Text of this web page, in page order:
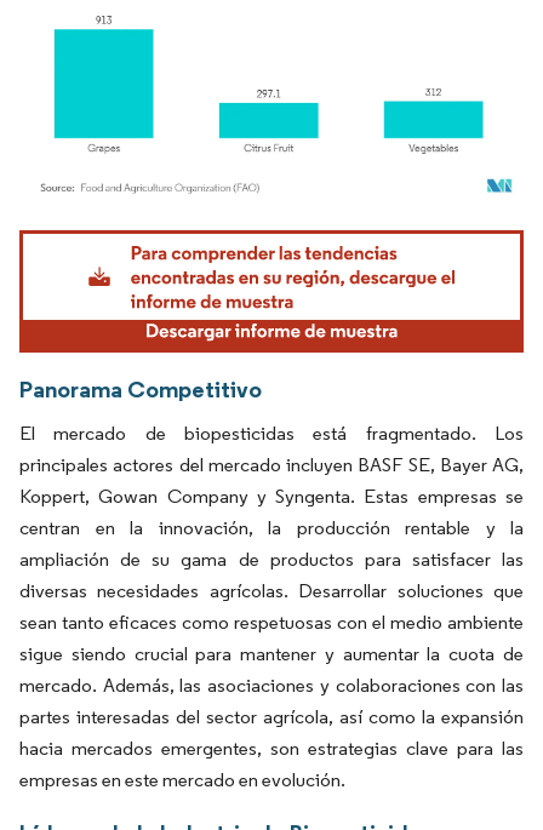
Imagen © Mordor Intelligence. El uso requiere atribución según CC BY 4.0.
Panorama Competitivo
El mercado de biopesticidas está fragmentado. Los
principales actores del mercado incluyen BASF SE, Bayer AG,
Koppert, Gowan Company y Syngenta. Estas empresas se
centran en la innovación, la producción rentable y la
ampliación de su gama de productos para satisfacer las
diversas necesidades agrícolas. Desarrollar soluciones que
sean tanto eficaces como respetuosas con el medio ambiente
sigue siendo crucial para mantener y aumentar la cuota de
mercado. Además, las asociaciones y colaboraciones con las
partes interesadas del sector agrícola, así como la expansión
hacia mercados emergentes, son estrategias clave para las
empresas en este mercado en evolución.